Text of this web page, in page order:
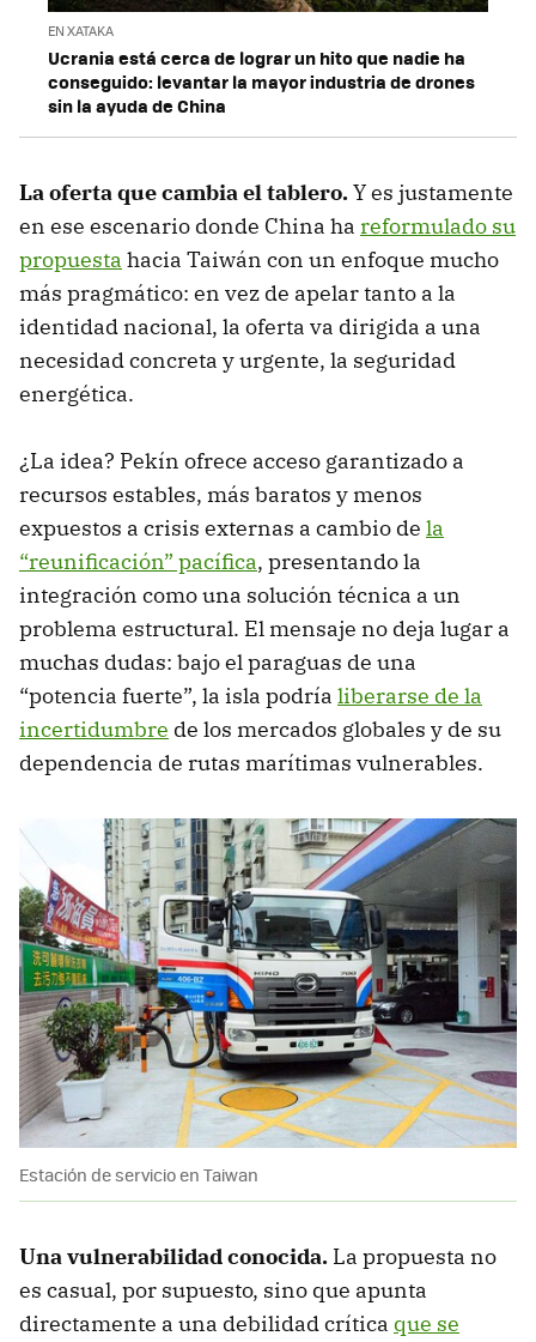
EN XATAKA
Ucrania está cerca de lograr un hito que nadie ha
conseguido: levantar la mayor industria de drones
sin la ayuda de China
La oferta que cambia el tablero.Y es justamente
en ese escenario donde China ha reformulado su
propuesta hacia Taiwán con un enfoque mucho
más pragmático: en vez de apelar tanto a la
identidad nacional, la oferta va dirigida a una
necesidad concreta y urgente, la seguridad
energética.
¿La idea? Pekín ofrece acceso garantizado a
recursos estables, más baratos y menos
expuestos a crisis externas a cambio de la
“reunificación” pacífica, presentando la
integración como una solución técnica a un
problema estructural. El mensaje no deja lugar a
muchas dudas: bajo el paraguas de una
“potencia fuerte”, la isla podría liberarse de la
incertidumbre de los mercados globales y de su
dependencia de rutas marítimas vulnerables.
Estación de servicio en Taiwan
Una vulnerabilidad conocida. La propuesta no
es casual, por supuesto, sino que apunta
directamente a una debilidad crítica que se